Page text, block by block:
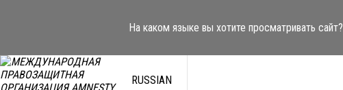
На каком языке вы хотите просматривать сайт?
RUSSIAN